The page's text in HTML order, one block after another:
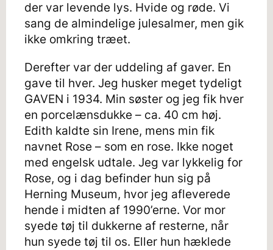
der var levende lys. Hvide og røde. Vi
sang de almindelige julesalmer, men gik
ikke omkring træet.
Derefter var der uddeling af gaver. En
gave til hver. Jeg husker meget tydeligt
GAVEN i 1934. Min søster og jeg fik hver
en porcelænsdukke – ca. 40 cm høj.
Edith kaldte sin Irene, mens min fik
navnet Rose – som en rose. Ikke noget
med engelsk udtale. Jeg var lykkelig for
Rose, og i dag befinder hun sig på
Herning Museum, hvor jeg afleverede
hende i midten af 1990’erne. Vor mor
syede tøj til dukkerne af resterne, når
hun syede tøj til os. Eller hun hæklede